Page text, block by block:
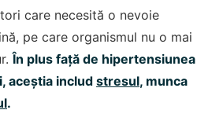
care necesită o nevoie
pe care organismul nu o mai
În plus față de hipertensiunea
aceștia includ stresul, munca
.